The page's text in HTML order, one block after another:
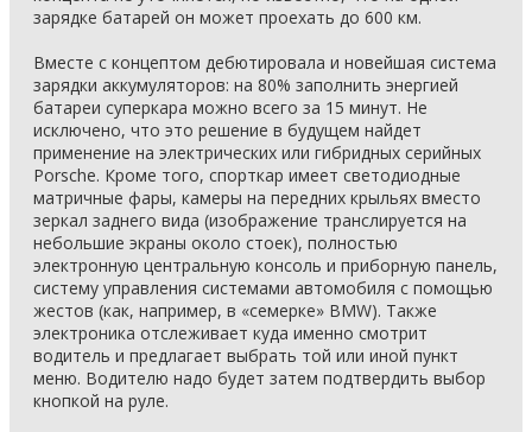
зарядке батарей он может проехать до 600 км.
Вместе с концептом дебютировала и новейшая система
зарядки аккумуляторов: на 80% заполнить энергией
батареи суперкара можно всего за 15 минут. Не
исключено, что это решение в будущем найдет
применение на электрических или гибридных серийных
Porsche. Кроме того, спорткар имеет светодиодные
матричные фары, камеры на передних крыльях вместо
зеркал заднего вида (изображение транслируется на
небольшие экраны около стоек), полностью
электронную центральную консоль и приборную панель,
систему управления системами автомобиля с помощью
жестов (как, например, в «семерке» BMW). Также
электроника отслеживает куда именно смотрит
водитель и предлагает выбрать той или иной пункт
меню. Водителю надо будет затем подтвердить выбор
кнопкой на руле.